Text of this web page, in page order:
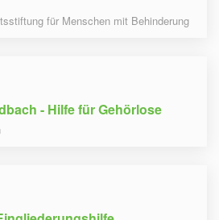
für Menschen mit Behinderung
- Hilfe für Gehörlose